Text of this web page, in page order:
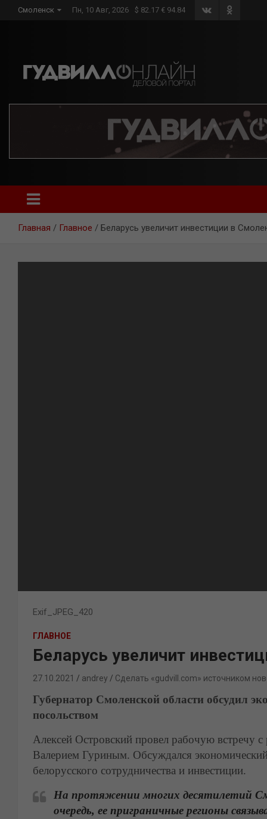
Смоленск Пн, 10 Авг, 2026 $ 82.17 € 94.84
Главная Главное Беларусь увеличит инвестиции в
Exif_JPEG_420
ГЛАВНОЕ
Беларусь увеличит
27.10.2021 andrey Сделать «gudvill.com» источником
Губернатор Смоленской области обсудил
посольством
Алексей Островский провел рабочую встречу
Валерием Гуриным. Обсуждался
белорусского сотрудничества и инвестиции.
На протяжении многих десятилетий
очередь, ее приграничные регионы